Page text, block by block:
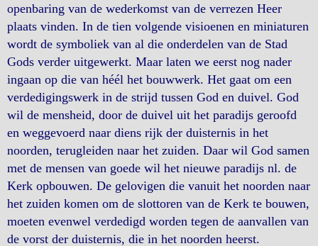
openbaring van de wederkomst van de verrezen Heer
plaats vinden. In de tien volgende visioenen en miniaturen
wordt de symboliek van al die onderdelen van de Stad
Gods verder uitgewerkt. Maar laten we eerst nog nader
ingaan op die van héél het bouwwerk. Het gaat om een
verdedigingswerk in de strijd tussen God en duivel. God
wil de mensheid, door de duivel uit het paradijs geroofd
en weggevoerd naar diens rijk der duisternis in het
noorden, terugleiden naar het zuiden. Daar wil God samen
met de mensen van goede wil het nieuwe paradijs nl. de
Kerk opbouwen. De gelovigen die vanuit het noorden naar
het zuiden komen om de slottoren van de Kerk te bouwen,
moeten evenwel verdedigd worden tegen de aanvallen van
de vorst der duisternis, die in het noorden heerst.